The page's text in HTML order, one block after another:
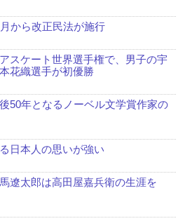
から改正民法が施行
スケート世界選手権で、男子の宇
花織選手が初優勝
50年となるノーベル文学賞作家の
日本人の思いが強い
遼太郎は高田屋嘉兵衛の生涯を